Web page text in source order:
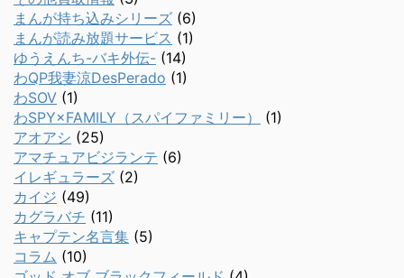
まんが持ち込みシリーズ (6)
まんが読み放題サービス (1)
ゆうえんち-バキ外伝- (14)
わQP我妻涼DesPerado (1)
わSOV (1)
わSPY×FAMILY（スパイファミリー）
(1)
アオアシ (25)
アマチュアビジランテ (6)
イレギュラーズ (2)
カイジ (49)
カグラバチ (11)
キャプテン名言集 (5)
コラム (10)